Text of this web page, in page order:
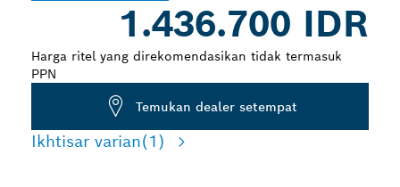
1.436.700 IDR
Harga ritel yang direkomendasikan tidak termasuk
PPN
Temukan dealer setempat
Ikhtisar varian(1)